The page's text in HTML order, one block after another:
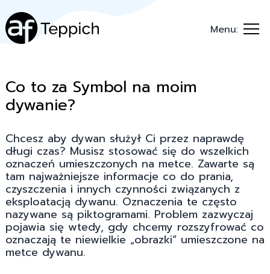
Menu:
Co to za Symbol na moim
dywanie?
Chcesz aby dywan służył Ci przez naprawdę
długi czas? Musisz stosować się do wszelkich
oznaczeń umieszczonych na metce. Zawarte są
tam najważniejsze informacje co do prania,
czyszczenia i innych czynności związanych z
eksploatacją dywanu. Oznaczenia te często
nazywane są piktogramami. Problem zazwyczaj
pojawia się wtedy, gdy chcemy rozszyfrować co
oznaczają te niewielkie „obrazki” umieszczone na
metce dywanu.